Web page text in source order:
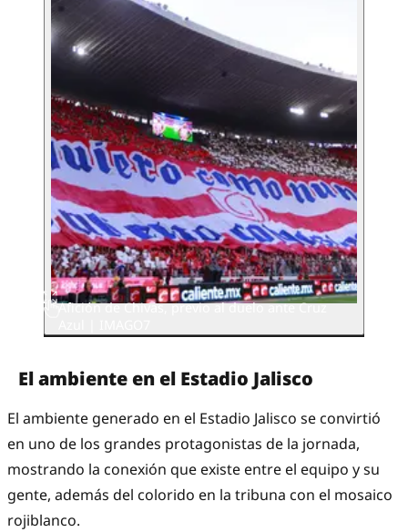
Afición de Chivas, previo al duelo ante Cruz
El ambiente en el Estadio Jalisco
El ambiente generado en el Estadio Jalisco se convirtió
en uno de los grandes protagonistas de la jornada,
mostrando la conexión que existe entre el equipo y su
gente, además del colorido en la tribuna con el mosaico
rojiblanco.